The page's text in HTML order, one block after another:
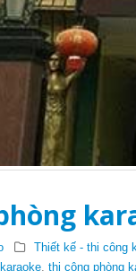
Thiết kế - thi công
, thi công phòng